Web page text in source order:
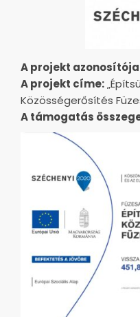
A projekt
A projekt címe:
Közösségerősítés
A támogatás